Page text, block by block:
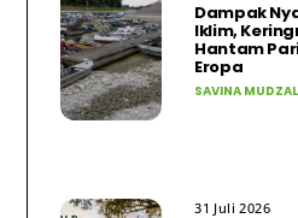
Dampak
Iklim,
Hantam
Eropa
SAVINA
31 Juli 2026